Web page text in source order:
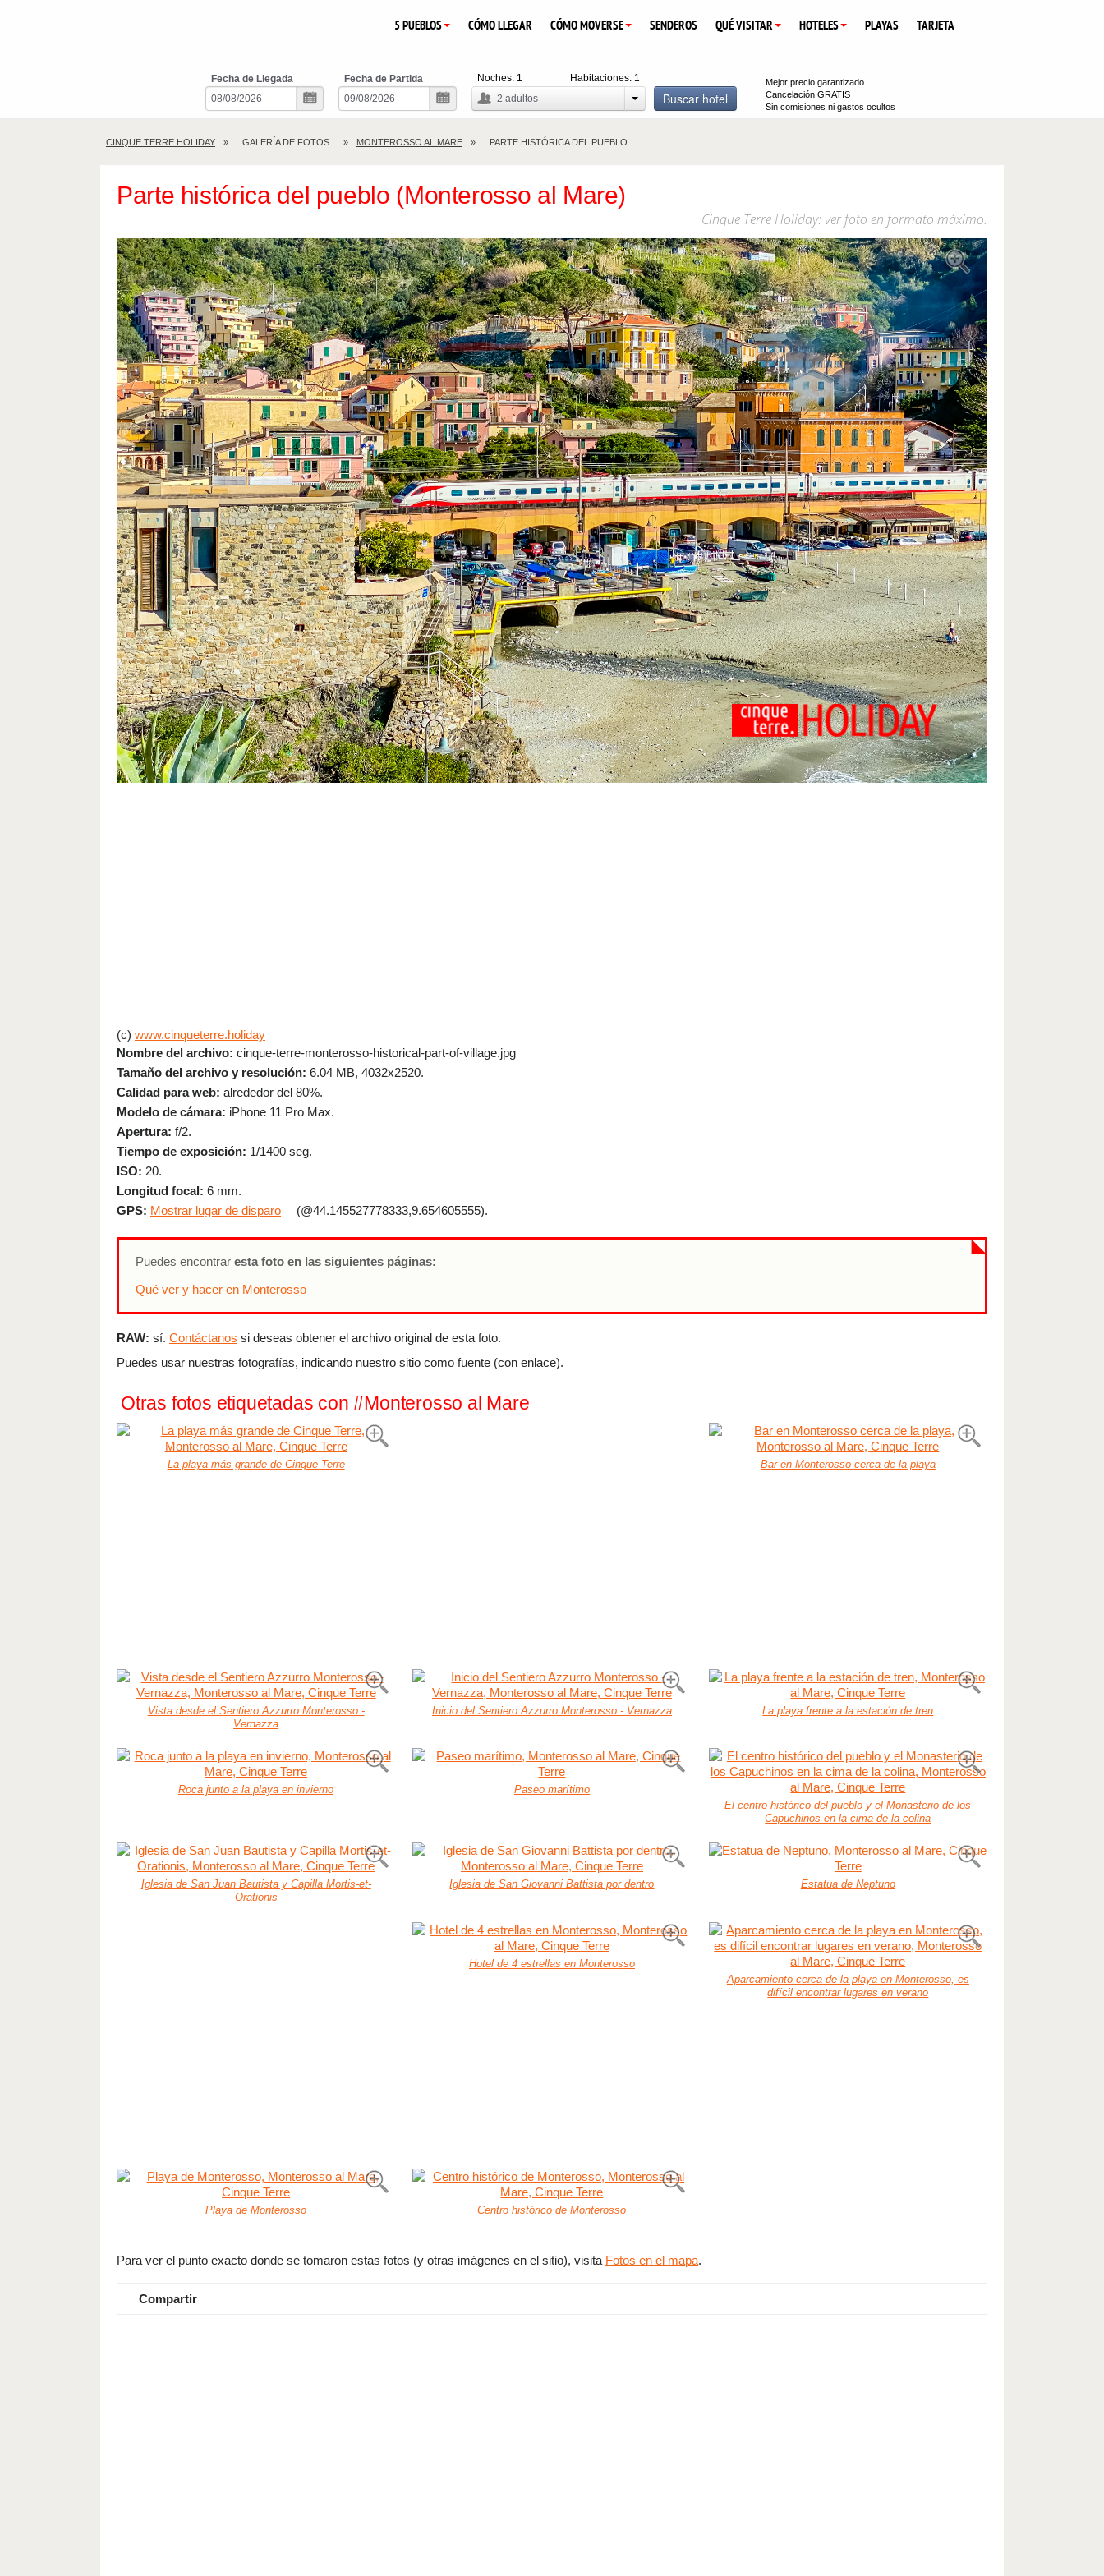
5 PUEBLOS CÓMO LLEGAR CÓMO MOVERSE SENDEROS QUÉ VISITAR HOTELES PLAYAS TARJETA
Fecha de Llegada
Fecha de Partida
2 adultos
Noches: 1 Habitaciones: 1
Buscar hotel
Mejor precio garantizado
Cancelación GRATIS
Sin comisiones ni gastos ocultos
CINQUE TERRE.HOLIDAY GALERÍA DE FOTOS MONTEROSSO AL MARE PARTE HISTÓRICA DEL PUEBLO
Parte histórica del pueblo (Monterosso al Mare)
Cinque Terre Holiday: ver foto en formato máximo.
(c) www.cinqueterre.holiday
Nombre del archivo: cinque-terre-monterosso-historical-part-of-village.jpg
Tamaño del archivo y resolución: 6.04 MB, 4032x2520.
Calidad para web: alrededor del 80%.
Modelo de cámara: iPhone 11 Pro Max.
Apertura: f/2.
Tiempo de exposición: 1/1400 seg.
ISO: 20.
Longitud focal: 6 mm.
GPS: Mostrar lugar de disparo (@44.145527778333,9.654605555).
Puedes encontrar esta foto en las siguientes páginas:
Qué ver y hacer en Monterosso
RAW: sí. Contáctanos si deseas obtener el archivo original de esta foto.
Puedes usar nuestras fotografías, indicando nuestro sitio como fuente (con enlace).
Otras fotos etiquetadas con #Monterosso al Mare
La playa más grande de Cinque Terre Bar en Monterosso cerca de la playa
Vista desde el Sentiero Azzurro Monterosso -
Vernazza
Inicio del Sentiero Azzurro Monterosso - Vernazza La playa frente a la estación de tren
Roca junto a la playa en invierno
Paseo marítimo
El centro histórico del pueblo y el Monasterio de los
Capuchinos en la cima de la colina
Iglesia de San Juan Bautista y Capilla Mortis-et-
Orationis
Iglesia de San Giovanni Battista por dentro Estatua de Neptuno
Hotel de 4 estrellas en Monterosso
Aparcamiento cerca de la playa en Monterosso, es
difícil encontrar lugares en verano
Playa de Monterosso Centro histórico de Monterosso
Para ver el punto exacto donde se tomaron estas fotos (y otras imágenes en el sitio), visita Fotos en el mapa.
Compartir